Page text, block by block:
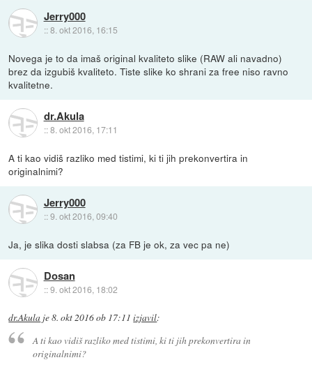
Jerry000
::8. okt 2016, 16:15
Novega je to da imaš original kvaliteto slike (RAW ali navadno)
brez da izgubiš kvaliteto. Tiste slike ko shrani za free niso ravno
kvalitetne.
dr.Akula
::8. okt 2016, 17:11
A ti kao vidiš razliko med tistimi, ki ti jih prekonvertira in
originalnimi?
Jerry000
::9. okt 2016, 09:40
Ja, je slika dosti slabsa (za FB je ok, za vec pa ne)
Dosan
::9. okt 2016, 18:02
dr.Akula je8. okt 2016 ob 17:11 izjavil:
A ti kao vidiš razliko med tistimi, ki ti jih prekonvertira in
originalnimi?